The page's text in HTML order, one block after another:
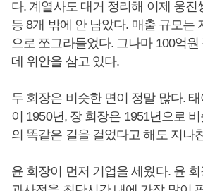
다. 계열사도 대거 정리해 이제 웅진
등 8개 밖에 안 남았다. 매출 규모는
으로 쪼그라들었다. 그나마 100억
데 위안을 삼고 있다.
두 회장은 비슷한 면이 정말 많다.
이 1950년, 장 회장은 1951년으로
의 똑같은 길을 걸었다고 해도 지나
윤 회장이 먼저 기업을 세웠다. 윤